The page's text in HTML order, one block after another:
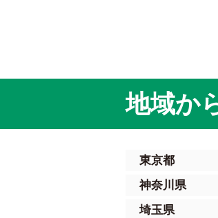
地域か
東京都
神奈川県
埼玉県